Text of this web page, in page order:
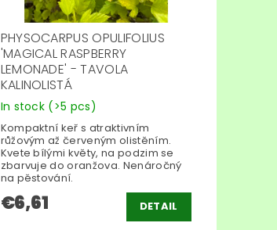
PHYSOCARPUS OPULIFOLIUS
'MAGICAL RASPBERRY
LEMONADE' - TAVOLA
KALINOLISTÁ
In stock (>5 pcs)
Kompaktní keř s atraktivním
růžovým až červeným olistěním.
Kvete bílými květy, na podzim se
zbarvuje do oranžova. Nenáročný
na pěstování.
€6,61 DETAIL